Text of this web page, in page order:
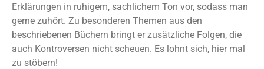
Erklärungen in ruhigem, sachlichem Ton vor, sodass man
gerne zuhört. Zu besonderen Themen aus den
beschriebenen Büchern bringt er zusätzliche Folgen, die
auch Kontroversen nicht scheuen. Es lohnt sich, hier mal
zu stöbern!